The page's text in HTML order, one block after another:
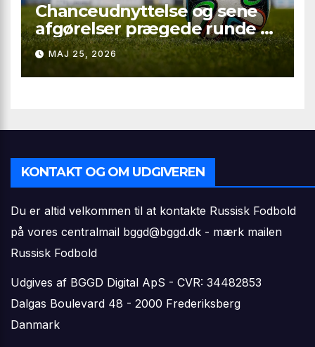
Chanceudnyttelse og sene
afgørelser prægede runde 9 i
Second League – Group 3
MAJ 25, 2026
KONTAKT OG OM UDGIVEREN
Du er altid velkommen til at kontakte Russisk Fodbold
på vores centralmail bggd@bggd.dk - mærk mailen
Russisk Fodbold
Udgives af BGGD Digital ApS - CVR: 34482853
Dalgas Boulevard 48 - 2000 Frederiksberg
Danmark